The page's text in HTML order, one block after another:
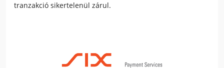
tranzakció sikertelenül zárul.